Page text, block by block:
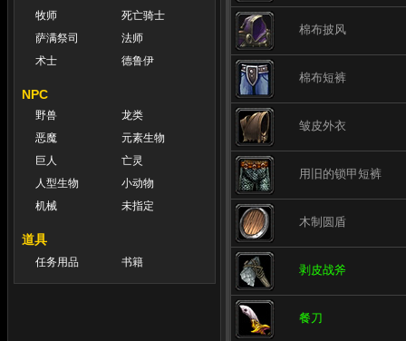
牧师
死亡骑士
萨满祭司
法师
术士
德鲁伊
NPC
野兽
龙类
恶魔
元素生物
巨人
亡灵
人型生物
小动物
机械
未指定
道具
任务用品 书籍
棉布披风
棉布短裤
皱皮外衣
用旧的锁甲短裤
木制圆盾
剥皮战斧
餐刀